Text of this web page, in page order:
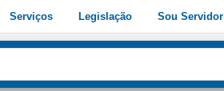
Serviços Legislação Sou Servidor